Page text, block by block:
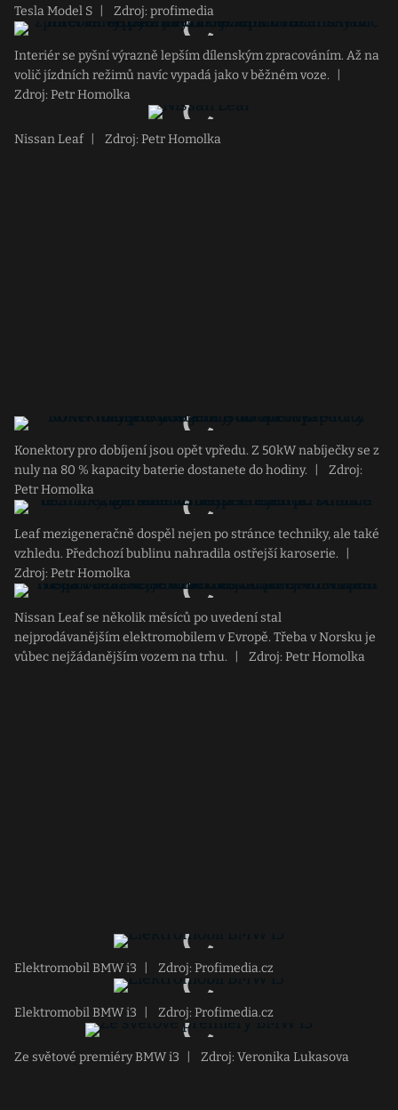
Tesla Model S Zdroj: profimedia
Interiér se pyšní výrazně lepším dílenským zpracováním. Až na
volič jízdních režimů navíc vypadá jako v běžném voze.
Zdroj: Petr Homolka
Nissan Leaf Zdroj: Petr Homolka
Konektory pro dobíjení jsou opět vpředu. Z 50kW nabíječky se z
nuly na 80 % kapacity baterie dostanete do hodiny.
Zdroj:
Petr Homolka
Leaf mezigeneračně dospěl nejen po stránce techniky, ale také
vzhledu. Předchozí bublinu nahradila ostřejší karoserie.
Zdroj: Petr Homolka
Nissan Leaf se několik měsíců po uvedení stal
nejprodávanějším elektromobilem v Evropě. Třeba v Norsku je
vůbec nejžádanějším vozem na trhu.
Zdroj: Petr Homolka
Elektromobil BMW i3 Zdroj: Profimedia.cz
Elektromobil BMW i3 Zdroj: Profimedia.cz
Ze světové premiéry BMW i3 Zdroj: Veronika Lukasova